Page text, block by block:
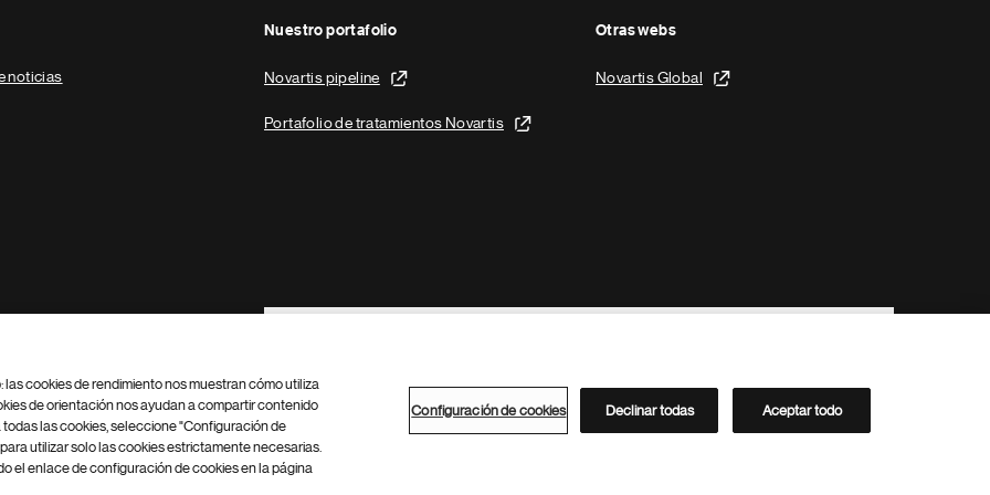
noticias
Nuestro portafolio
Novartis pipeline
Portafolio de tratamientos Novartis
Otras webs
Novartis Global
Footer Site Search
Configuración de cookies Mapa del sitio
Directorio de Novartis
cookies de rendimiento nos muestran cómo utiliza
de orientación nos ayudan a compartir contenido
las cookies, seleccione "Configuración de
utilizar solo las cookies estrictamente necesarias.
el enlace de configuración de cookies en la página
Configuración de cookies Declinar todas Aceptar todo